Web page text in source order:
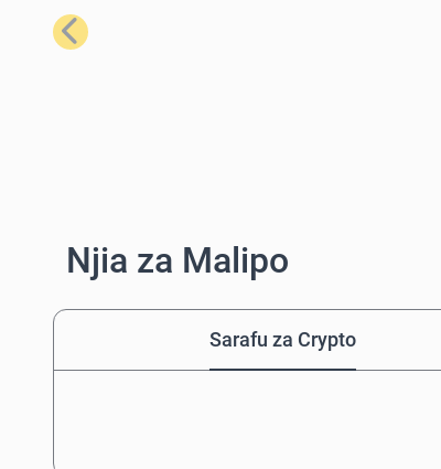
Iliyopita
Njia za Malipo
Sarafu za Crypto